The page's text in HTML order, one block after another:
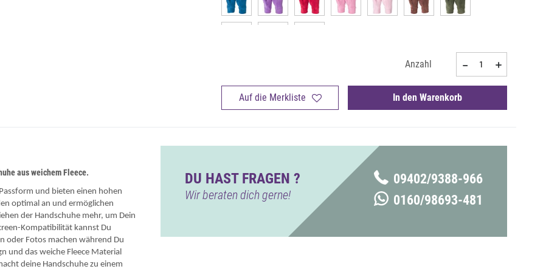
Anzahl
Auf die Merkliste In den Warenkorb
aus weichem Fleece.
und bieten einen hohen
optimal an und ermöglichen
der Handschuhe mehr, um Dein
Kompatibilität kannst Du
oder Fotos machen während Du
und das weiche Fleece Material
deine Handschuhe zu einem
DU HAST FRAGEN ?
Wir beraten dich gerne!
09402/9388-966
0160/98693-481